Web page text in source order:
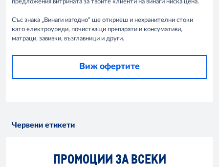
предложения витрината за твоите клиенти на винаги ниска цена.
Със знака „Винаги изгодно“ ще откриеш и нехранителни стоки
като електроуреди, почистващи препарати и консумативи,
матраци, завивки, възглавници и други.
Виж офертите
Червени етикети
ПРОМОЦИИ ЗА ВСЕКИ